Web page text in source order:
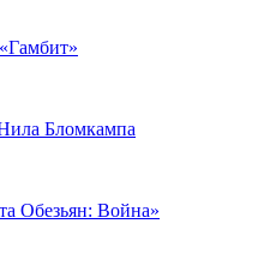
Бломкампа
Обезьян: Война»